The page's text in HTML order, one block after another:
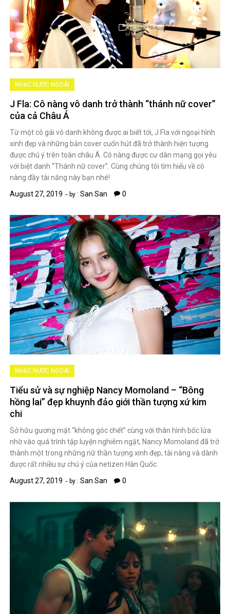
NHẠC NƯỚC NGOÀI
J Fla: Cô nàng vô danh trở thành “thánh nữ cover”
của cả Châu Á
Từ một cô gái vô danh không được ai biết tới, J Fla với ngoại hình
xinh đẹp và những bản cover cuốn hút đã trở thành hiện tượng
được chú ý trên toàn châu Á. Cô nàng được cư dân mạng gọi yêu
với biệt danh “Thánh nữ cover”. Cùng chúng tôi tìm hiểu về cô
nàng đầy tài năng này bạn nhé!
August 27, 2019
by :San San 0
NHẠC NƯỚC NGOÀI
Tiểu sử và sự nghiệp Nancy Momoland – “Bông
hồng lai” đẹp khuynh đảo giới thần tượng xứ kim
chi
Sở hữu gương mặt “không góc chết” cùng với thân hình bốc lửa
nhờ vào quá trình tập luyện nghiêm ngặt, Nancy Momoland đã trở
thành một trong những nữ thần tượng xinh đẹp, tài năng và dành
được rất nhiều sự chú ý của netizen Hàn Quốc.
August 27, 2019
by :San San 0